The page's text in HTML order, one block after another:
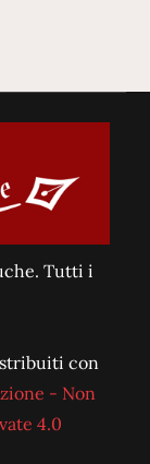
Tutti i
con
- Non
4.0